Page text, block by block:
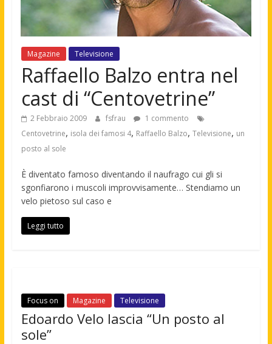
Magazine Televisione
Raffaello Balzo entra nel
cast di “Centovetrine”
2 Febbraio 2009 fsfrau
1 commento
Centovetrine, isola dei famosi 4, Raffaello Balzo, Televisione, un
posto al sole
È diventato famoso diventando il naufrago cui gli si
sgonfiarono i muscoli improvvisamente… Stendiamo un
velo pietoso sul caso e
Leggi tutto
Focus on Magazine Televisione
Edoardo Velo lascia “Un posto al
sole”